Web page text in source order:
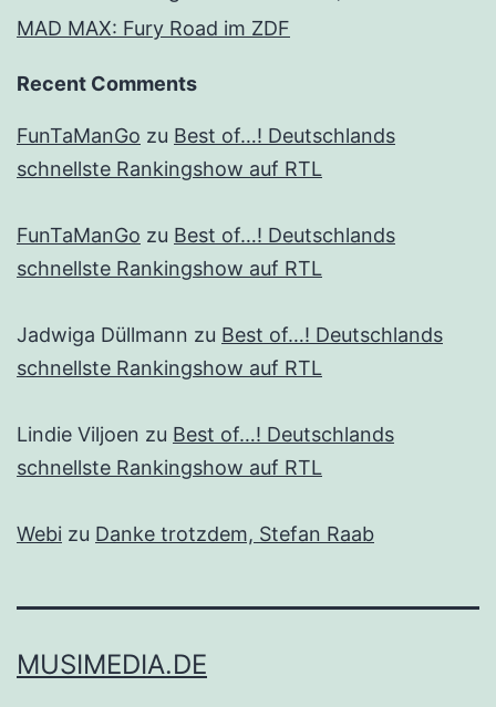
MAD MAX: Fury Road im ZDF
Recent Comments
FunTaManGo zu Best of…! Deutschlands
schnellste Rankingshow auf RTL
FunTaManGo zu Best of…! Deutschlands
schnellste Rankingshow auf RTL
Jadwiga Düllmann zu Best of…! Deutschlands
schnellste Rankingshow auf RTL
Lindie Viljoen zu Best of…! Deutschlands
schnellste Rankingshow auf RTL
Webi zu Danke trotzdem, Stefan Raab
MUSIMEDIA.DE